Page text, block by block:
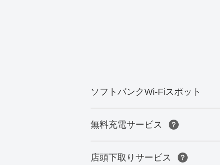
ソフトバンクWi-Fiスポット
無料充電サービス
店頭下取りサービス